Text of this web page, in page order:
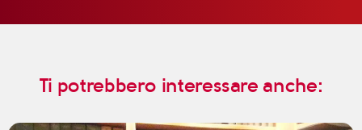
Ti potrebbero interessare anche: